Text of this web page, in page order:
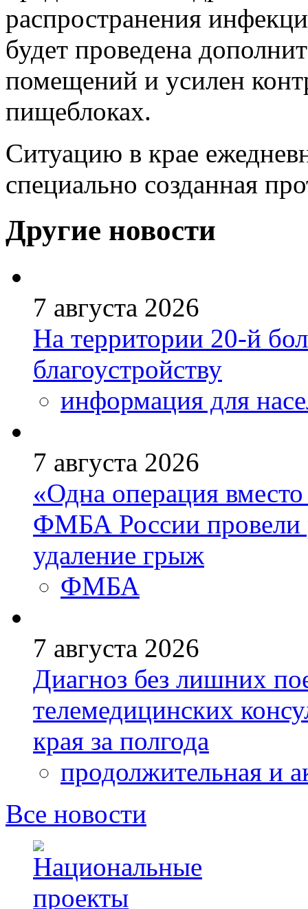
распространения
будет проведена
помещений и усилен
пищеблоках.
Ситуацию в крае
специально созданная
Другие новости
7 августа 2026
На территории 20-й
благоустройству
информация для
7 августа 2026
«Одна операция
ФМБА России провели
удаление грыж
ФМБА
7 августа 2026
Диагноз без лишних
телемедицинских
края за полгода
продолжительная и
Все новости